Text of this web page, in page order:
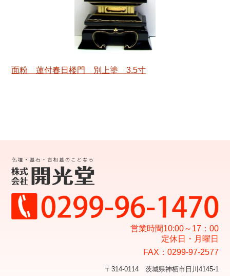
面粉 蓮付春日楼門 別上塗 3.5寸
営業時間10:00～17：00
定休日・月曜日
FAX：0299-97-2577
〒314-0114 茨城県神栖市日川4145-1